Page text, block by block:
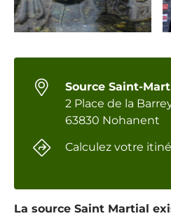
La source Saint Martial
Source Saint-
2 Place de la
63830 Nohanent
Calculez votre